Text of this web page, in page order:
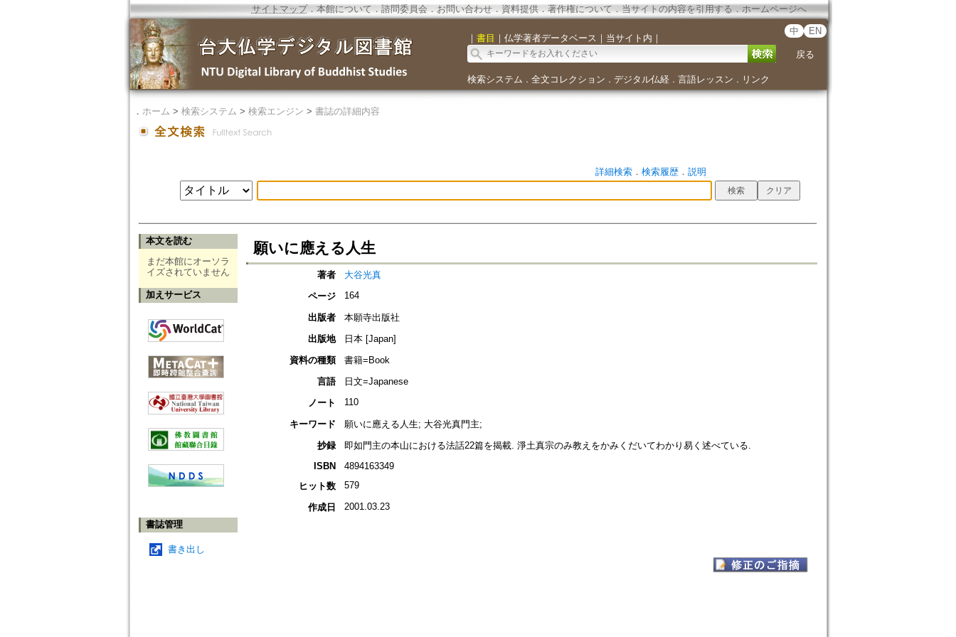
サイトマップ．本館について ． 諮問委員会． お問い合わせ． 資料提供． 著作権について．当サイトの内容を引用する ． ホームページへ
｜ 書目 ｜ 仏学著者データベース ｜ 当サイト内 ｜
中 EN
戻る
検索システム ． 全文コレクション ． デジタル仏経． 言語レッスン ． リンク
． ホーム > 検索システム > 検索エンジン > 書誌の詳細内容
詳細検索． 検索履歴． 説明
本文を読む
まだ本館にオーソラ
イズされていません
加えサービス
書誌管理
書き出し
願いに應える人生
著者
大谷光真
ページ
164
出版者
本願寺出版社
出版地
日本 [Japan]
資料の種類
書籍=Book
言語
日文=Japanese
ノート
110
キーワード
願いに應える人生; 大谷光真門主;
抄録
即如門主の本山における法話22篇を揭載. 淨土真宗のみ教えをかみくだいてわかり易く述べている.
ISBN
4894163349
ヒット数
579
作成日 2001.03.23